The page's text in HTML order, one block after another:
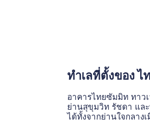
ทำเลที่ตั้งของ ไ
อาคารไทยซัมมิท ทา
ย่านสุขุมวิท รัชดา แล
ได้ทั้งจากย่านใจกลาง